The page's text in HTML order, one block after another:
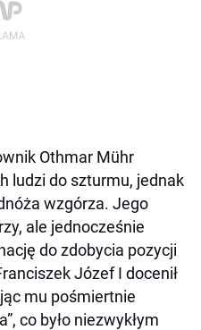
Othmar Mühr
ludzi do szturmu, jednak
wzgórza. Jego
ale jednocześnie
do zdobycia pozycji
Józef I docenił
mu pośmiertnie
co było niezwykłym